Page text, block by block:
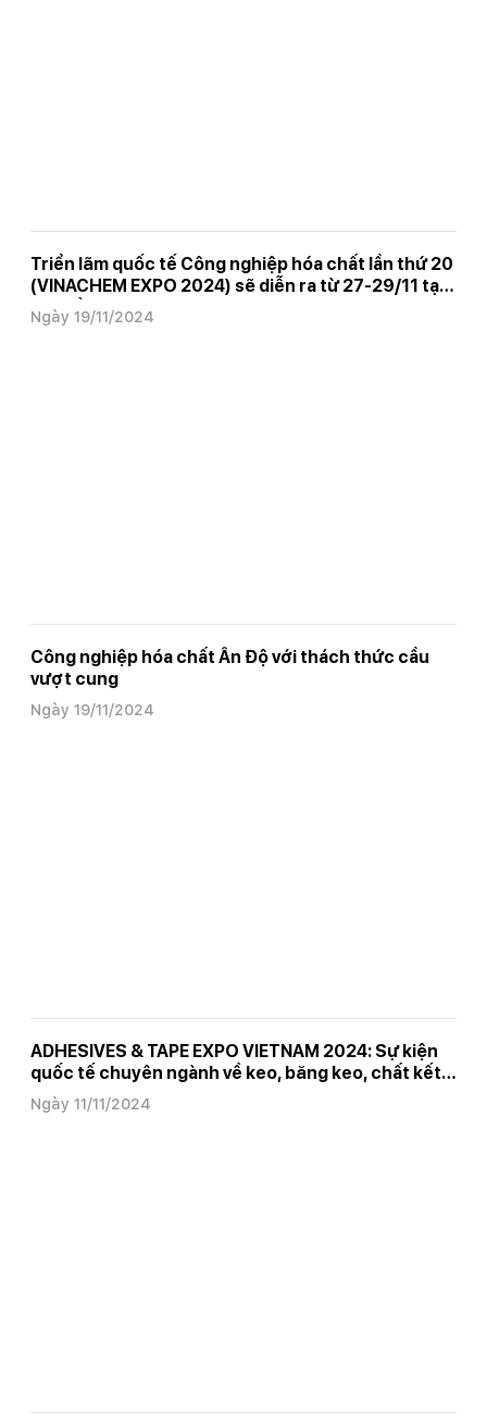
Triển lãm quốc tế Công nghiệp hóa chất lần thứ 20
(VINACHEM EXPO 2024) sẽ diễn ra từ 27-29/11 tại
TP. Hồ Chí Minh
Ngày 19/11/2024
Công nghiệp hóa chất Ấn Độ với thách thức cầu
vượt cung
Ngày 19/11/2024
ADHESIVES & TAPE EXPO VIETNAM 2024: Sự kiện
quốc tế chuyên ngành về keo, băng keo, chất kết
dính tai Việt Nam
Ngày 11/11/2024